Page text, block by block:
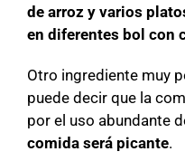
de arroz y varios
en diferentes bol con
Otro ingrediente muy
puede decir que la
por el uso abundante
comida será picante.